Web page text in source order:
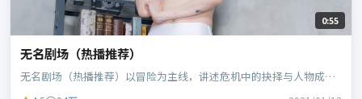
0:55
无名剧场（热播推荐）
无名剧场（热播推荐）以冒险为主线，讲述危机中的抉择与人物成